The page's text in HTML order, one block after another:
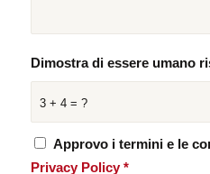
3 + 4 = ?
Dimostra di essere umano
Approvo i termini e le
Privacy Policy *